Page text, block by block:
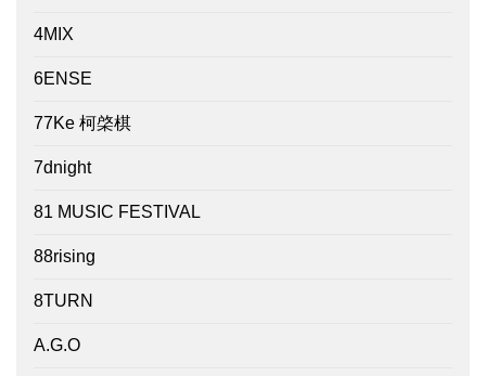
4MIX
6ENSE
77Ke 柯棨棋
7dnight
81 MUSIC FESTIVAL
88rising
8TURN
A.G.O